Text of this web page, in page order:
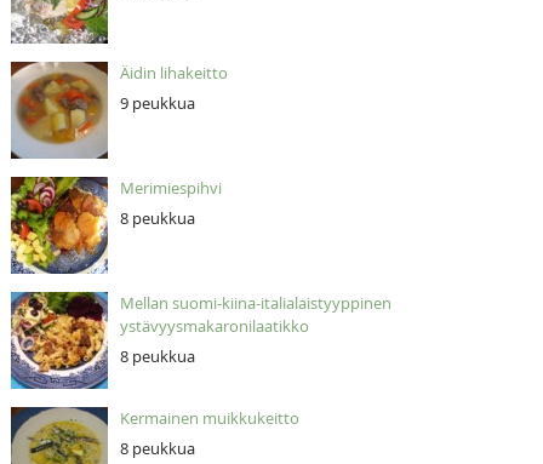
Äidin lihakeitto
9 peukkua
Merimiespihvi
8 peukkua
Mellan suomi-kiina-italialaistyyppinen
ystävyysmakaronilaatikko
8 peukkua
Kermainen muikkukeitto
8 peukkua